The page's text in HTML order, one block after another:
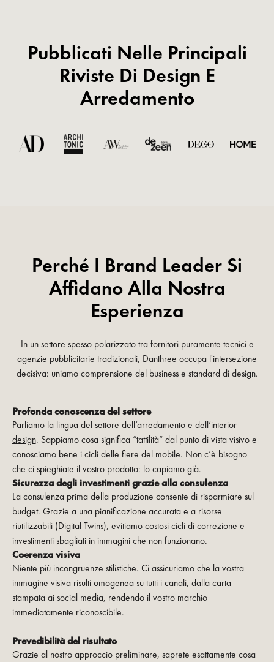
Pubblicati Nelle Principali
Riviste Di Design E
Arredamento
Perché I Brand Leader Si
Affidano Alla Nostra
Esperienza
In un settore spesso polarizzato tra fornitori puramente tecnici e
agenzie pubblicitarie tradizionali, Danthree occupa l'intersezione
decisiva: uniamo comprensione del business e standard di design.
Profonda conoscenza del settore
Parliamo la lingua del settore dell’arredamento e dell’interior
design. Sappiamo cosa significa “tattilità” dal punto di vista visivo e
conosciamo bene i cicli delle fiere del mobile. Non c’è bisogno
che ci spieghiate il vostro prodotto: lo capiamo già.
Sicurezza degli investimenti grazie alla consulenza
La consulenza prima della produzione consente di risparmiare sul
budget. Grazie a una pianificazione accurata e a risorse
riutilizzabili (Digital Twins), evitiamo costosi cicli di correzione e
investimenti sbagliati in immagini che non funzionano.
Coerenza visiva
Niente più incongruenze stilistiche. Ci assicuriamo che la vostra
immagine visiva risulti omogenea su tutti i canali, dalla carta
stampata ai social media, rendendo il vostro marchio
immediatamente riconoscibile.
Prevedibilità del risultato
Grazie al nostro approccio preliminare, saprete esattamente cosa